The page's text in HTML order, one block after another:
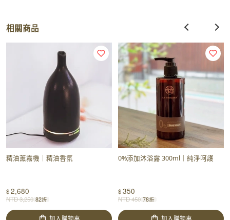
相關商品
精油薰霧機｜精油香氛
$2,680
NTD3,250 82折
加入購物車
0%添加沐浴露 300ml｜純淨呵護
$350
NTD450 78折
加入購物車